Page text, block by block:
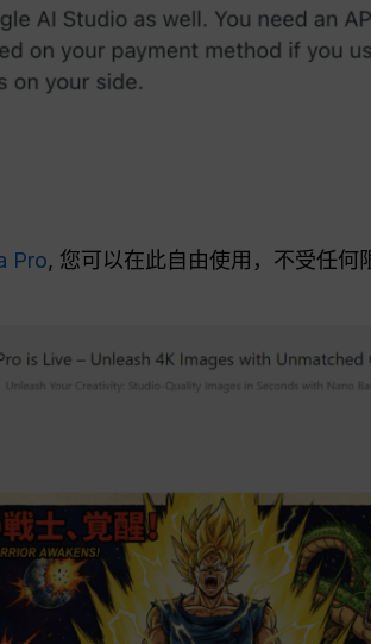
Pro, 您可以在此自由使用，不受任何